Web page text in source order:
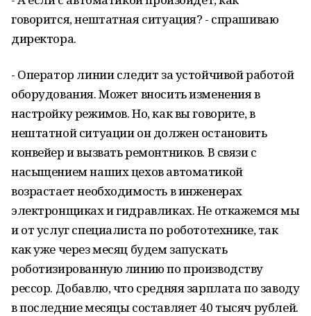
говорится, нештатная ситуация? - спрашиваю
директора.
- Оператор линии следит за устойчивой работой
оборудования. Может вносить изменения в
настройку режимов. Но, как вы говорите, в
нештатной ситуации он должен остановить
конвейер и вызвать ремонтников. В связи с
насыщением наших цехов автоматикой
возрастает необходимость в инженерах
электронщиках и гидравликах. Не откажемся мы
и от услуг специалиста по робототехнике, так
как уже через месяц будем запускать
роботизированную линию по производству
рессор. Добавлю, что средняя зарплата по заводу
в последние месяцы составляет 40 тысяч рублей.